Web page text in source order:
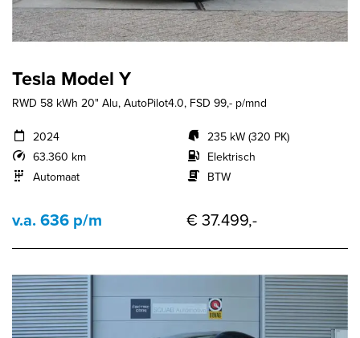
Tesla Model Y
RWD 58 kWh 20" Alu, AutoPilot4.0, FSD 99,- p/mnd
2024
63.360 km
Automaat
235 kW (320 PK)
Elektrisch
BTW
v.a. 636 p/m € 37.499,-